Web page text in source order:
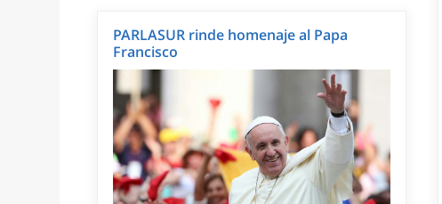
PARLASUR rinde homenaje al Papa
Francisco